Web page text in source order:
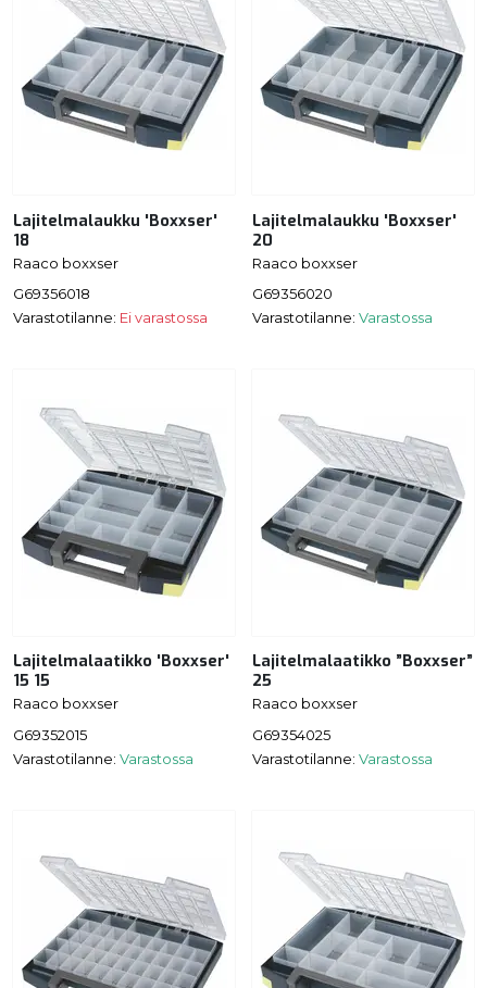
Lajitelmalaukku 'Boxxser'
18
Raaco boxxser
G69356018
Varastotilanne: Ei varastossa
Lajitelmalaukku 'Boxxser'
20
Raaco boxxser
G69356020
Varastotilanne: Varastossa
Lajitelmalaatikko 'Boxxser'
15 15
Raaco boxxser
G69352015
Varastotilanne: Varastossa
Lajitelmalaatikko ”Boxxser”
25
Raaco boxxser
G69354025
Varastotilanne: Varastossa